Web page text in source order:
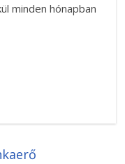
minden hónapban